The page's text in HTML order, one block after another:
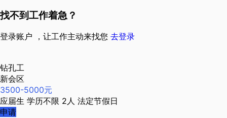
找不到工作着急？
登录账户 ，让工作主动来找您 去登录
钻孔工
新会区
3500-5000元
应届生 学历不限 2人 法定节假日
申请